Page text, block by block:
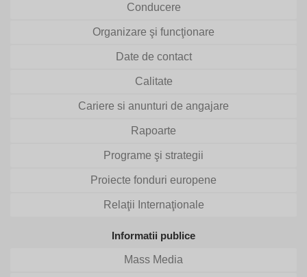
Conducere
Organizare şi funcţionare
Date de contact
Calitate
Cariere si anunturi de angajare
Rapoarte
Programe şi strategii
Proiecte fonduri europene
Relaţii Internaţionale
Informatii publice
Mass Media